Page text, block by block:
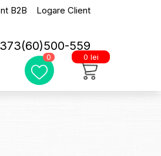
B2B Logare Client
559
0 0 lei